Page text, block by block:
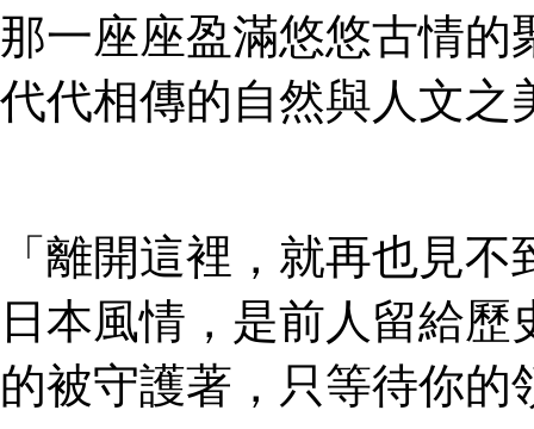
那一座座盈滿悠悠古情的
代代相傳的自然與人文之
「離開這裡，就再也見
日本風情，是前人留給
的被守護著，只等待你的